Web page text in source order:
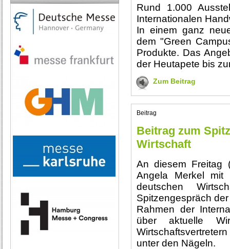
Rund 1.000
Internationalen
In einem ganz
dem "Green
Produkte. Das
der Heutapete bis
Zum Beitrag
Beitrag
Beitrag zum
Wirtschaft
An diesem Freitag
Angela Merkel mit
deutschen
Spitzengespräch
Rahmen der
über aktuelle
unter den Nägeln.